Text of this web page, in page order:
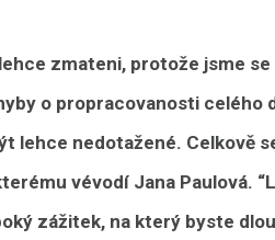
zmateni, protože jsme
o propracovanosti celého
lehce nedotažené. Celkově
vévodí Jana Paulová.
zážitek, na který byste